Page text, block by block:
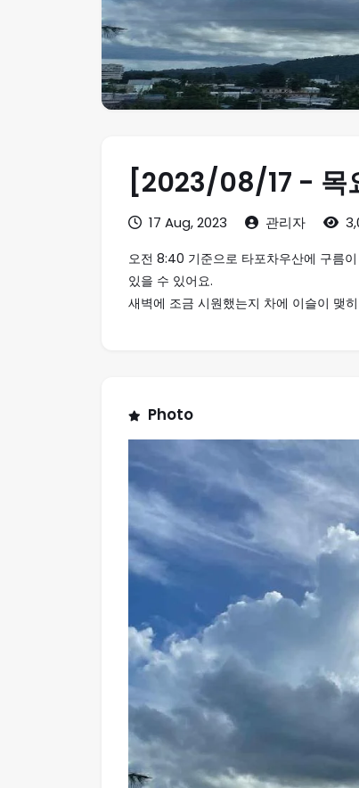
[2023/08/17 - 목
17 Aug, 2023 관리자
오전 8:40 기준으로 타포차우산에 구름
있을 수 있어요.
새벽에 조금 시원했는지 차에 이슬이 맺
Photo